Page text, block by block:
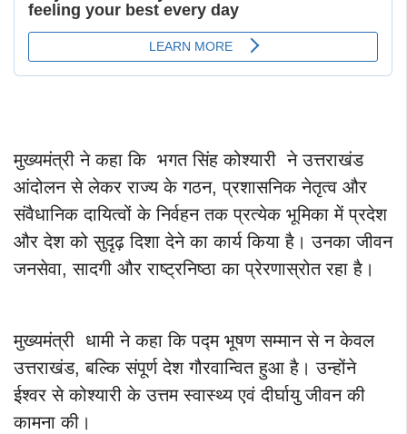
मुख्यमंत्री ने कहा कि भगत सिंह कोश्यारी ने उत्तराखंड
आंदोलन से लेकर राज्य के गठन, प्रशासनिक नेतृत्व और
संवैधानिक दायित्वों के निर्वहन तक प्रत्येक भूमिका में प्रदेश
और देश को सुदृढ़ दिशा देने का कार्य किया है। उनका जीवन
जनसेवा, सादगी और राष्ट्रनिष्ठा का प्रेरणास्रोत रहा है।
मुख्यमंत्री धामी ने कहा कि पद्म भूषण सम्मान से न केवल
उत्तराखंड, बल्कि संपूर्ण देश गौरवान्वित हुआ है। उन्होंने
ईश्वर से कोश्यारी के उत्तम स्वास्थ्य एवं दीर्घायु जीवन की
कामना की।